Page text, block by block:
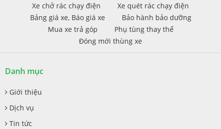
Xe chở rác chạy điện
Xe quét rác chạy điện
Bảng giá xe, Báo giá xe
Bảo hành bảo dưỡng
Mua xe trả góp
Phụ tùng thay thế
Đóng mới thùng xe
Danh mục
Giới thiệu
Dịch vụ
Tin tức